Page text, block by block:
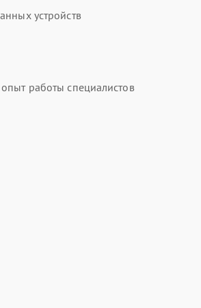
устройств
работы специалистов